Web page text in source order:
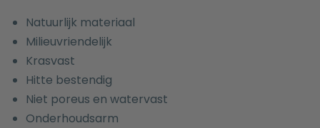
Natuurlijk materiaal
Milieuvriendelijk
Krasvast
Hitte bestendig
Niet poreus en watervast
Onderhoudsarm